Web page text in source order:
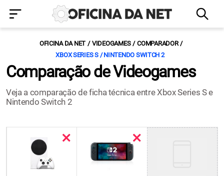
OFICINA DA NET VIDEOGAMES
COMPARADOR
XBOX SERIES S / NINTENDO SWITCH 2
Comparação de Videogames
Veja a comparação de ficha técnica entre Xbox Series S e
Nintendo Switch 2